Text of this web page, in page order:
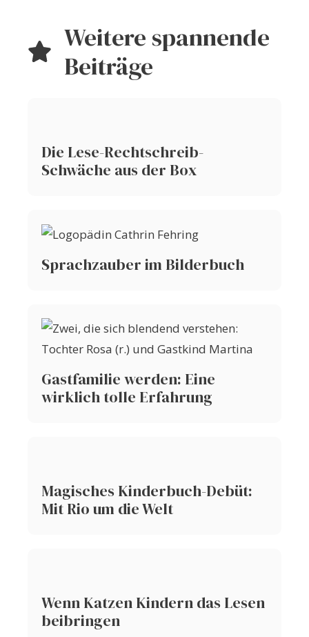
Weitere spannende
Beiträge
Die Lese-Rechtschreib-
Schwäche aus der Box
Sprachzauber im Bilderbuch
Gastfamilie werden: Eine
wirklich tolle Erfahrung
Magisches Kinderbuch-Debüt:
Mit Rio um die Welt
Wenn Katzen Kindern das Lesen
beibringen